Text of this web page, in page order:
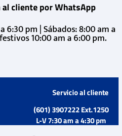
cliente por WhatsApp
6:30 pm | Sábados: 8:00 am a
10:00 am a 6:00 pm.
Servicio al cliente
(601) 3907222 Ext.1250
L-V 7:30 am a 4:30 pm